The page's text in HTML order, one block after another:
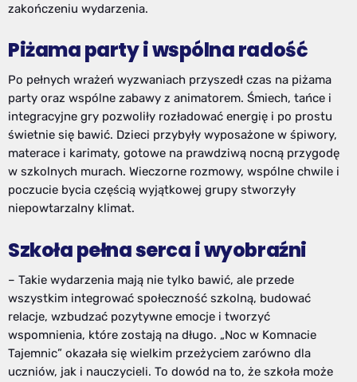
zakończeniu wydarzenia.
Piżama party i wspólna radość
Po pełnych wrażeń wyzwaniach przyszedł czas na piżama
party oraz wspólne zabawy z animatorem. Śmiech, tańce i
integracyjne gry pozwoliły rozładować energię i po prostu
świetnie się bawić. Dzieci przybyły wyposażone w śpiwory,
materace i karimaty, gotowe na prawdziwą nocną przygodę
w szkolnych murach. Wieczorne rozmowy, wspólne chwile i
poczucie bycia częścią wyjątkowej grupy stworzyły
niepowtarzalny klimat.
Szkoła pełna serca i wyobraźni
– Takie wydarzenia mają nie tylko bawić, ale przede
wszystkim integrować społeczność szkolną, budować
relacje, wzbudzać pozytywne emocje i tworzyć
wspomnienia, które zostają na długo. „Noc w Komnacie
Tajemnic” okazała się wielkim przeżyciem zarówno dla
uczniów, jak i nauczycieli. To dowód na to, że szkoła może